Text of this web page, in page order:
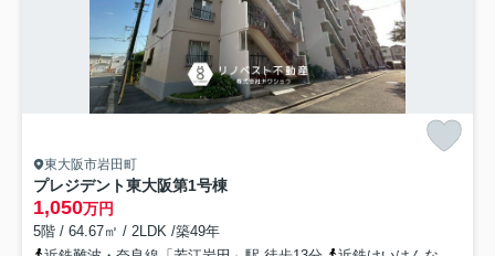
東大阪市岩田町
プレジデント東大阪第1号棟
1,050万円
5階 / 64.67㎡ / 2LDK /築49年